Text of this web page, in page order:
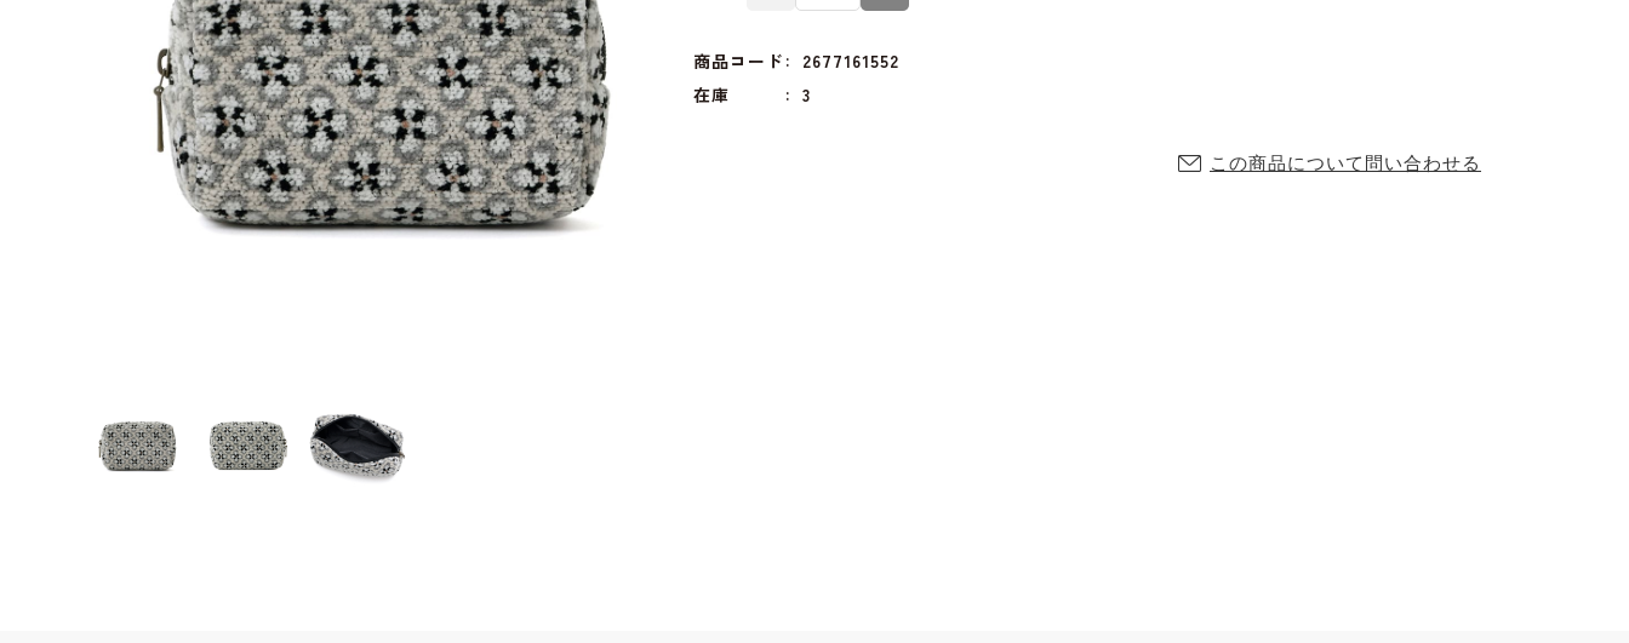
商品コード
2677161552
在庫
3
この商品について問い合わせる